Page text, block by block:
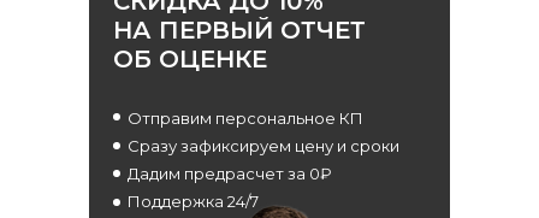
НА ПЕРВЫЙ ОТЧЕТ
ОБ ОЦЕНКЕ
Отправим персональное КП
Сразу зафиксируем цену и сроки
Дадим предрасчет за 0₽
Поддержка 24/7
Строительная экспертиза
Независимая оценка